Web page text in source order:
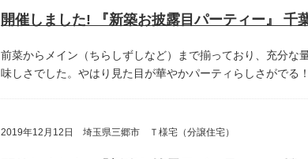
前菜からメイン（ちらしずしなど）まで揃っており、充分な
味しさでした。やはり見た目が華やかパーティらしさがでる
2019年12月12日 埼玉県三郷市 Ｔ様宅（分譲住宅）